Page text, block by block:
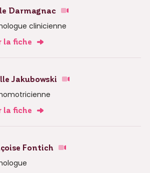
Darmagnac
clinicienne
la fiche
Jakubowski
la fiche
Fontich